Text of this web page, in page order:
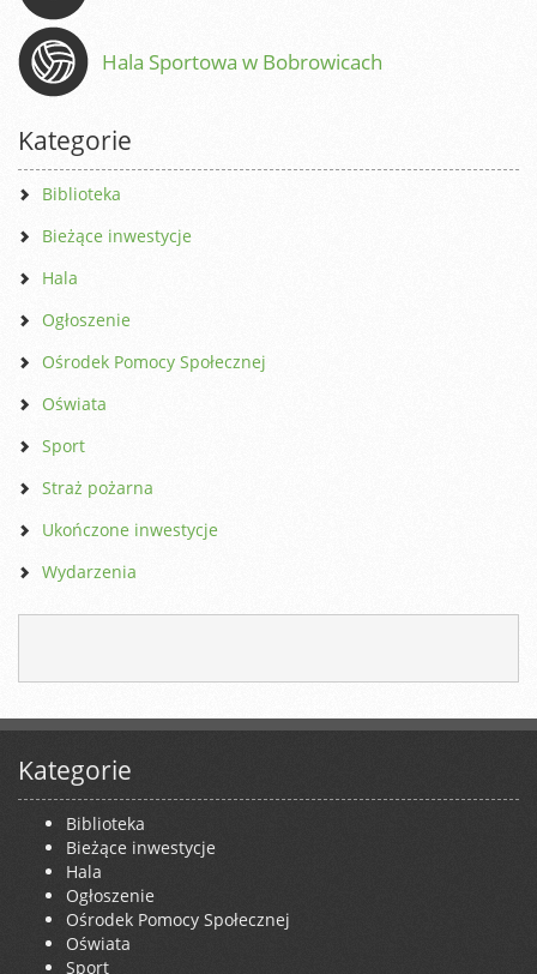
Hala Sportowa w Bobrowicach
Kategorie
Biblioteka
Bieżące inwestycje
Hala
Ogłoszenie
Ośrodek Pomocy Społecznej
Oświata
Sport
Straż pożarna
Ukończone inwestycje
Wydarzenia
Kategorie
Biblioteka
Bieżące inwestycje
Hala
Ogłoszenie
Ośrodek Pomocy Społecznej
Oświata
Sport